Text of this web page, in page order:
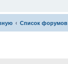
Список форумов